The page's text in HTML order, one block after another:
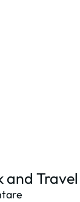
and Travel